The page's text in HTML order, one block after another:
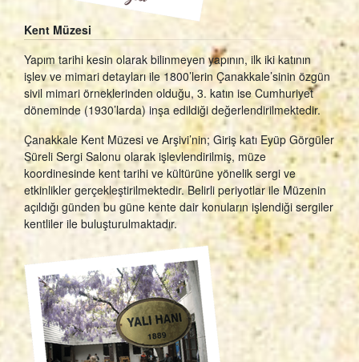
Kent Müzesi
Yapım tarihi kesin olarak bilinmeyen yapının, ilk iki katının
işlev ve mimari detayları ile 1800’lerin Çanakkale’sinin özgün
sivil mimari örneklerinden olduğu, 3. katın ise Cumhuriyet
döneminde (1930’larda) inşa edildiği değerlendirilmektedir.
Çanakkale Kent Müzesi ve Arşivi’nin; Giriş katı Eyüp Görgüler
Süreli Sergi Salonu olarak işlevlendirilmiş, müze
koordinesinde kent tarihi ve kültürüne yönelik sergi ve
etkinlikler gerçekleştirilmektedir. Belirli periyotlar ile Müzenin
açıldığı günden bu güne kente dair konuların işlendiği sergiler
kentliler ile buluşturulmaktadır.